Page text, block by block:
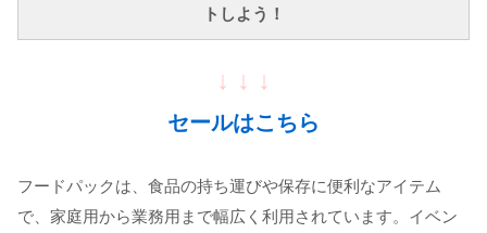
トしよう！
↓ ↓ ↓
セールはこちら
フードパックは、食品の持ち運びや保存に便利なアイテム
で、家庭用から業務用まで幅広く利用されています。イベン